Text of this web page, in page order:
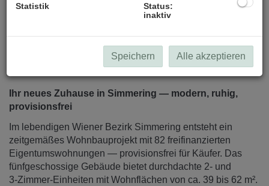
Beschreibung
Ihr neues Zuhause in Simmering — modern, ruhig,
provisionsfrei
Im lebendigen Wiener Bezirk Simmering entsteht ein
zeitgemäßes Wohnbauprojekt mit 82 freifinanzierten
Eigentumswohnungen — provisionsfrei für Käufer. Das
fünfgeschossige Gebäude bietet durchdachte 2‑ und
3‑Zimmer‑Einheiten mit Wohnflächen von ca. 39 bis 62 m².
Statistik
Status:
inaktiv
Speichern Alle akzeptieren